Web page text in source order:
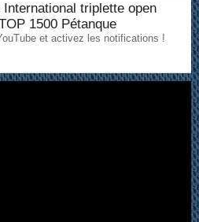
triplette open
1500 Pétanque
et activez les notifications !